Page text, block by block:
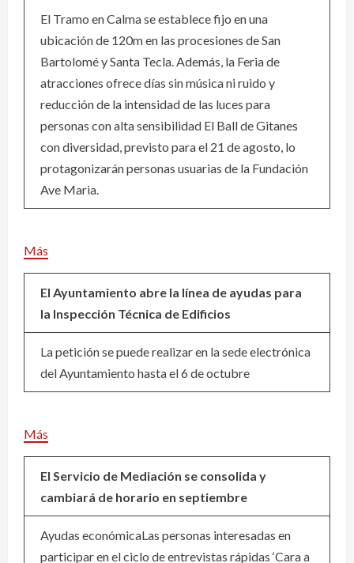
El Tramo en Calma se establece fijo en una
ubicación de 120m en las procesiones de San
Bartolomé y Santa Tecla. Además, la Feria de
atracciones ofrece días sin música ni ruido y
reducción de la intensidad de las luces para
personas con alta sensibilidad El Ball de Gitanes
con diversidad, previsto para el 21 de agosto, lo
protagonizarán personas usuarias de la Fundación
Ave Maria.
Más
El Ayuntamiento abre la línea de ayudas para
la Inspección Técnica de Edificios
La petición se puede realizar en la sede electrónica
del Ayuntamiento hasta el 6 de octubre
Más
El Servicio de Mediación se consolida y
cambiará de horario en septiembre
Ayudas económicaLas personas interesadas en
participar en el ciclo de entrevistas rápidas ‘Cara a